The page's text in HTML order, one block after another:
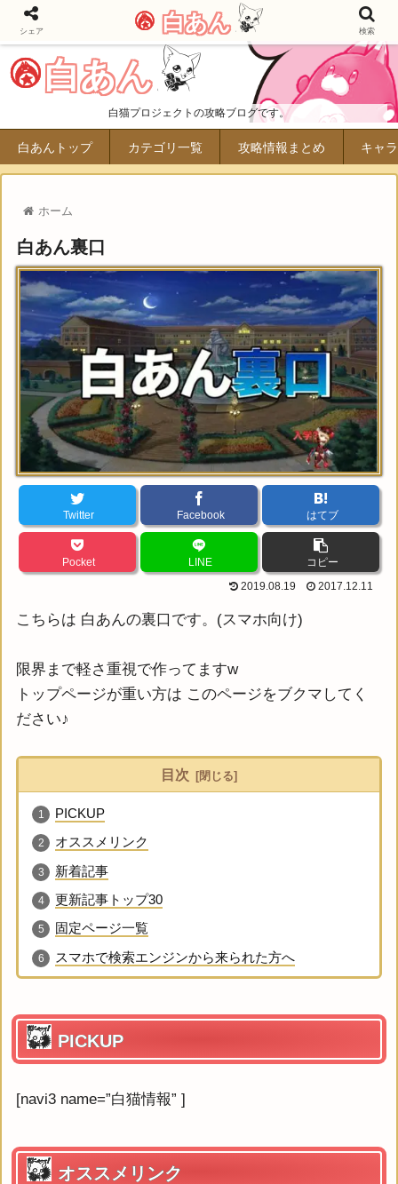
白あん
白猫プロジェクトの攻略ブログです。
白あんトップ カテゴリ一覧 攻略情報まとめ キャ
ホーム
白あん裏口
Twitter Facebook はてブ
Pocket LINE コピー
2019.08.19 2017.12.11
こちらは 白あんの裏口です。(スマホ向け)
限界まで軽さ重視で作ってますw
トップページが重い方は このページをブクマしてく
ださい♪
目次
PICKUP
オススメリンク
新着記事
更新記事トップ30
固定ページ一覧
スマホで検索エンジンから来られた方へ
PICKUP
[navi3 name=”白猫情報” ]
オススメリンク
シェア 白あん 検索